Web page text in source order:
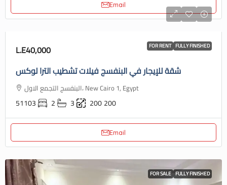
Email
FOR RENT FULLY FINISHED
L.E40,000
شقة للإيجار في البنفسج فيلات تشطيب الترا لوكس
البنفسج التجمع الاول، New Cairo 1, Egypt
51103 2 3 200200
Email
FOR SALE FULLY FINISHED